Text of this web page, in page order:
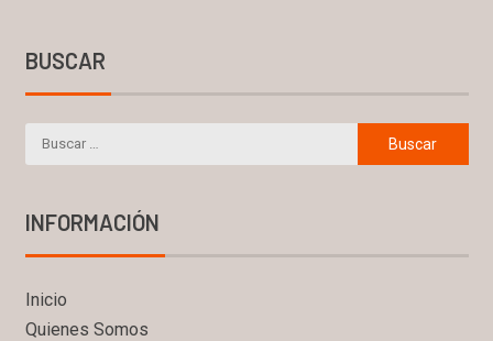
BUSCAR
INFORMACIÓN
Inicio
Quienes Somos